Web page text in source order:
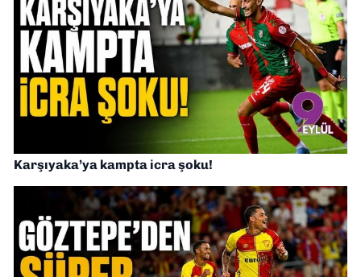
Karşıyaka’ya kampta icra şoku!